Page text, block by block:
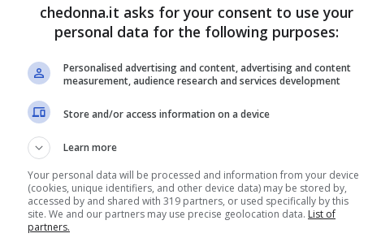
chedonna.it asks for your consent to use your
personal data for the following purposes:
Personalised advertising and content, advertising and content
measurement, audience research and services development
Store and/or access information on a device
Learn more
Your personal data will be processed and information from your device
(cookies, unique identifiers, and other device data) may be stored by,
accessed by and shared with 319 partners, or used specifically by this
site. We and our partners may use precise geolocation data. List of
partners.